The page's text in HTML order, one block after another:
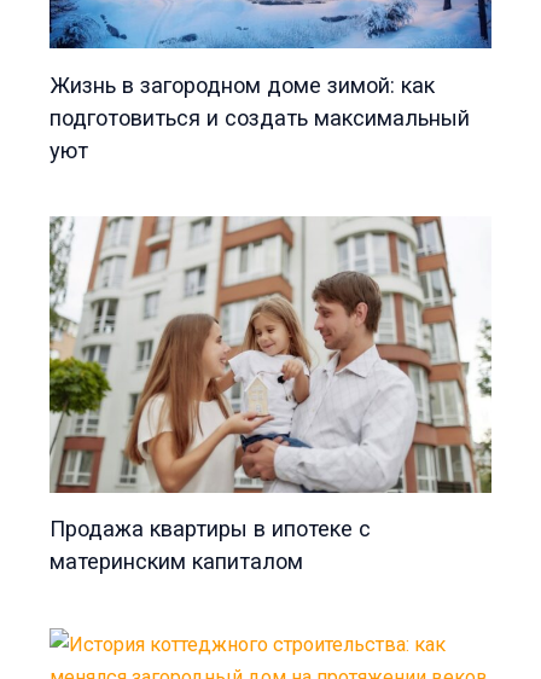
Жизнь в загородном доме зимой: как
подготовиться и создать максимальный
уют
Продажа квартиры в ипотеке с
материнским капиталом